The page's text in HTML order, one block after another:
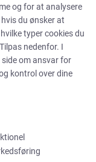
og for at analysere
du ønsker at
typer cookies du
nedenfor. I
side om ansvar for
kontrol over dine